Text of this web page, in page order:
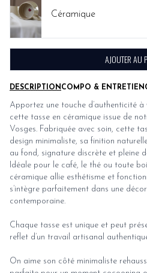
DESCRIPTIONCOMPO & ENTRETIEN
Apportez une touche d’authenticité
cette tasse en céramique issue de
Vosges. Fabriquée avec soin, cette
design minimaliste, sa finition
au fond, signature discrète et pleine
Idéale pour le café, le thé ou toute
céramique allie esthétisme et
s’intègre parfaitement dans une
contemporaine.
Chaque tasse est unique et peut
reflet d’un travail artisanal
On aime son côté minimaliste
Céramique
AJOUTER AU